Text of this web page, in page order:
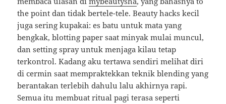
the point dan tidak bertele-tele. Beauty hacks kecil
juga sering kupakai: es batu untuk mata yang
bengkak, blotting paper saat minyak mulai muncul,
dan setting spray untuk menjaga kilau tetap
terkontrol. Kadang aku tertawa sendiri melihat diri
di cermin saat mempraktekkan teknik blending yang
berantakan terlebih dahulu lalu akhirnya rapi.
Semua itu membuat ritual pagi terasa seperti